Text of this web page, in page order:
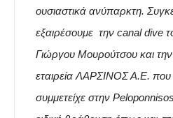
ουσιαστικά ανύπαρκτη.
εξαιρέσουμε την canal dive
Γιώργου Μουρούτσου και
εταιρεία ΛΑΡΣΙΝΟΣ Α.Ε.
συμμετείχε στην